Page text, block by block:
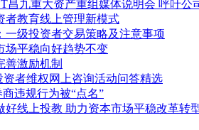
昌九重大资产重组媒体说明会 呼吁公
者教育线上管理新模式
一级投资者交易策略及注意事项
场平稳向好趋势不变
善激励机制
资者维权网上咨询活动问答精选
违规行为被“点名”
好线上投教 助力资本市场平稳改革转